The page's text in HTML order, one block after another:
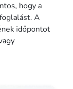
hogy a
A
időpontot